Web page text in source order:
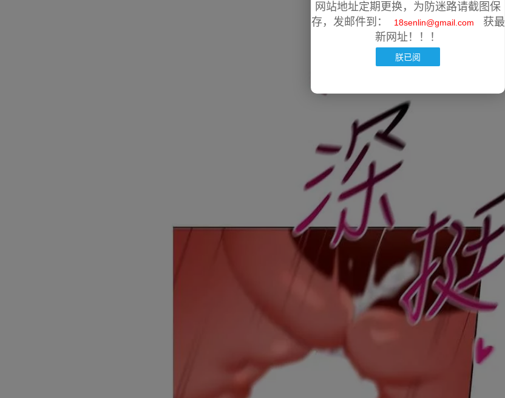
网站地址定期更换，为防迷路请截图保
存，发邮件到：
18senlin@gmail.com
获最
新网址！！！
朕已阅